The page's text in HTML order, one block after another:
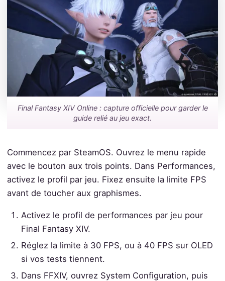
Final Fantasy XIV Online : capture officielle pour garder le
guide relié au jeu exact.
Commencez par SteamOS. Ouvrez le menu rapide
avec le bouton aux trois points. Dans Performances,
activez le profil par jeu. Fixez ensuite la limite FPS
avant de toucher aux graphismes.
Activez le profil de performances par jeu pour
Final Fantasy XIV.
Réglez la limite à 30 FPS, ou à 40 FPS sur OLED
si vos tests tiennent.
Dans FFXIV, ouvrez System Configuration, puis